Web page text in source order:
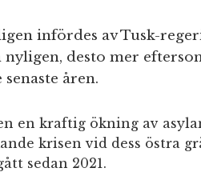
infördes av Tusk-
desto mer
åren.
en kraftig ökning av
krisen vid dess östra
sedan 2021.